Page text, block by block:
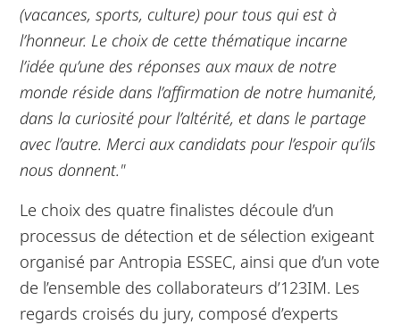
(vacances, sports, culture) pour tous qui est à
l’honneur. Le choix de cette thématique incarne
l’idée qu’une des réponses aux maux de notre
monde réside dans l’affirmation de notre humanité,
dans la curiosité pour l’altérité, et dans le partage
avec l’autre. Merci aux candidats pour l’espoir qu’ils
nous donnent."
Le choix des quatre finalistes découle d’un
processus de détection et de sélection exigeant
organisé par Antropia ESSEC, ainsi que d’un vote
de l’ensemble des collaborateurs d’123IM. Les
regards croisés du jury, composé d’experts